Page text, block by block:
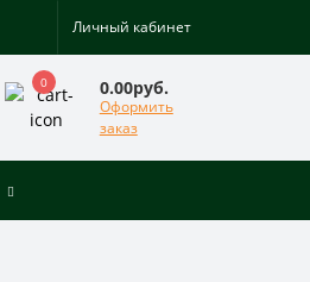
Личный кабинет
0 0.00руб.
Оформить
заказ